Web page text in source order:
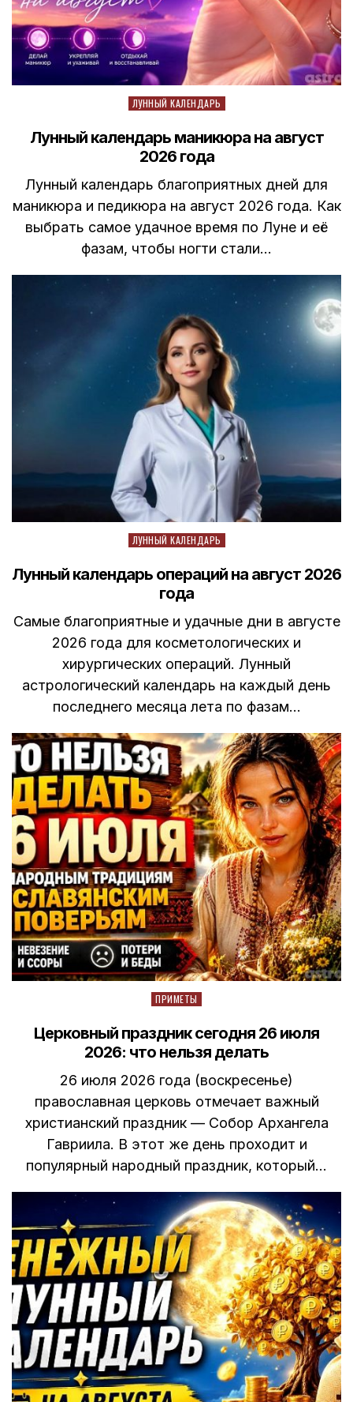
Posted
ЛУННЫЙ КАЛЕНДАРЬ
Лунный календарь маникюра на август
2026 года
Лунный календарь благоприятных дней для
маникюра и педикюра на август 2026 года. Как
выбрать самое удачное время по Луне и её
фазам, чтобы ногти стали…
Posted
ЛУННЫЙ КАЛЕНДАРЬ
Лунный календарь операций на август 2026
года
Самые благоприятные и удачные дни в августе
2026 года для косметологических и
хирургических операций. Лунный
астрологический календарь на каждый день
последнего месяца лета по фазам…
Posted
ПРИМЕТЫ
Церковный праздник сегодня 26 июля
2026: что нельзя делать
26 июля 2026 года (воскресенье)
православная церковь отмечает важный
христианский праздник — Собор Архангела
Гавриила. В этот же день проходит и
популярный народный праздник, который…